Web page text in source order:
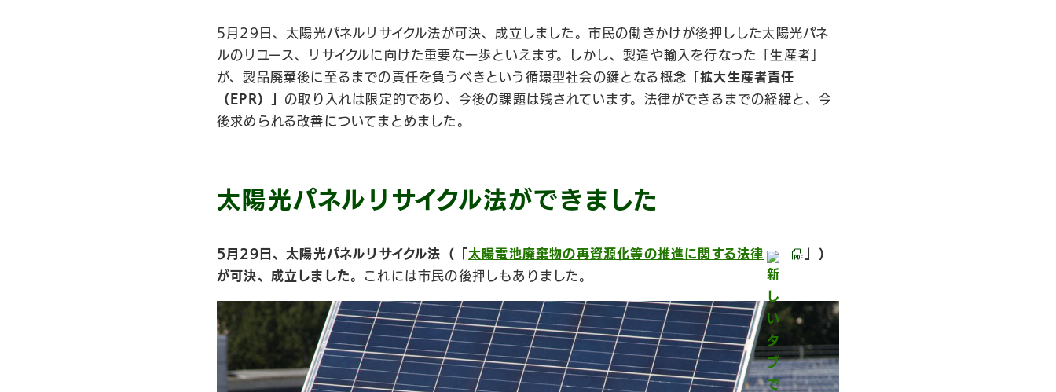
5月29日、太陽光パネルリサイクル法が可決、成立しました。市民の働きかけが後押しした太陽光パネ
ルのリユース、リサイクルに向けた重要な一歩といえます。しかし、製造や輸入を行なった「生産者」
が、製品廃棄後に至るまでの責任を負うべきという循環型社会の鍵となる概念 「拡大生産者責任
（EPR）」 の取り入れは限定的であり、今後の課題は残されています。法律ができるまでの経緯と、今
後求められる改善についてまとめました。
太陽光パネルリサイクル法ができました
5月29日、太陽光パネルリサイクル法（「 太陽電池廃棄物の再資源化等の推進に関する法律
」）
が可決、成立しました。
これには市民の後押しもありました。